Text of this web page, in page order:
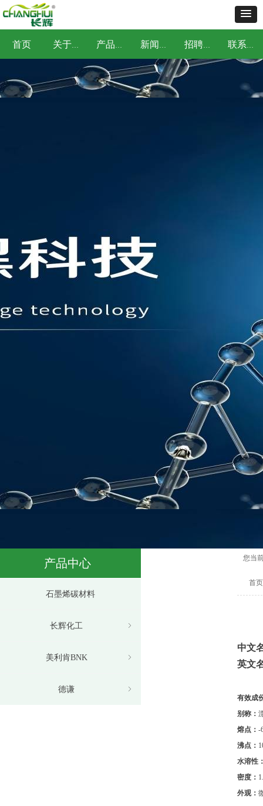
首页 关于我们 产品中心 新闻中心 招聘中心 联系我们
中文
英文
有效成
别称：
熔点： -
沸点：
水溶性
密度：
外观：
您当
首页
产品中心
石墨烯碳材料
ꁇ
长辉化工
ꁇ
美利肯BNK
ꁇ
德谦